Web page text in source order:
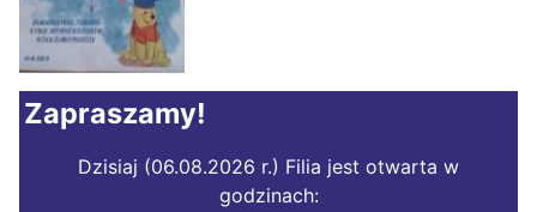
Zapraszamy!
Dzisiaj (06.08.2026 r.) Filia jest otwarta w
godzinach: